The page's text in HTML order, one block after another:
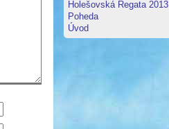
Holešovská Regata 2013
Poheda
Úvod